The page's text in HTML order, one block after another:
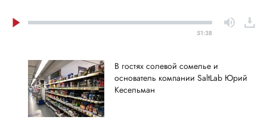
51:38
В гостях солевой сомелье и
основатель компании SaltLab Юрий
Кесельман